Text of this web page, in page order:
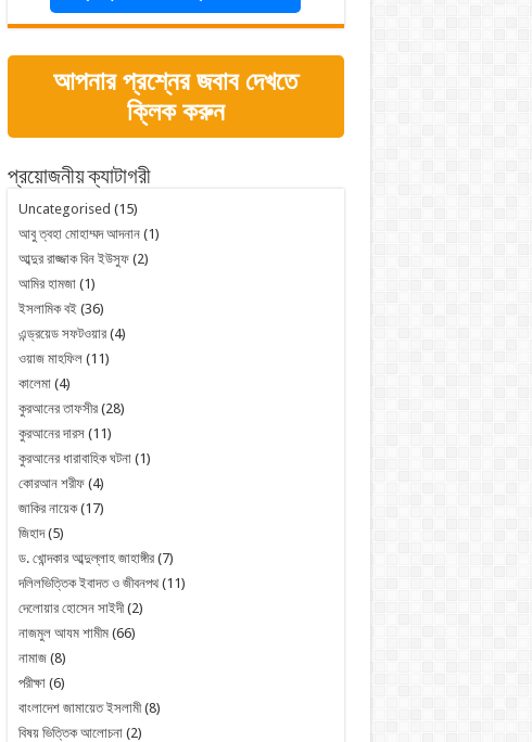
আপনার প্রশ্নের জবাব দেখতে
ক্লিক করুন
প্রয়োজনীয় ক্যাটাগরী
Uncategorised (15)
আবু ত্বহা মোহাম্মদ আদনান(1)
আব্দুর রাজ্জাক বিন ইউসুফ(2)
আমির হামজা(1)
ইসলামিক বই(36)
এন্ড্রয়েড সফটওয়ার(4)
ওয়াজ মাহফিল(11)
কালেমা(4)
কুরআনের তাফসীর(28)
কুরআনের দারস(11)
কুরআনের ধারাবাহিক ঘটনা(1)
কোরআন শরীফ(4)
জাকির নায়েক(17)
জিহাদ(5)
ড. খোন্দকার আব্দুল্লাহ জাহাঙ্গীর(7)
দলিলভিত্তিক ইবাদত ও জীবনপথ(11)
দেলোয়ার হোসেন সাইদী(2)
নাজমুল আযম শামীম(66)
নামাজ(8)
পরীক্ষা(6)
বাংলাদেশ জামায়েত ইসলামী(8)
বিষয় ভিত্তিক আলোচনা(2)